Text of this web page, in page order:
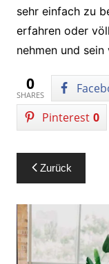
sehr einfach zu
erfahren oder
nehmen und
0
SHARES
Pinterest 0
Zurück